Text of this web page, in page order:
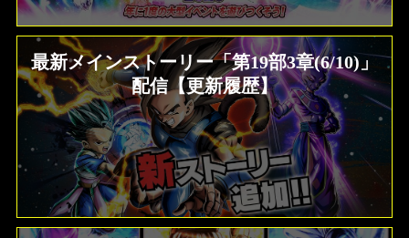
好きなキャラから選ぶチーム編成【パーテ
ィー】